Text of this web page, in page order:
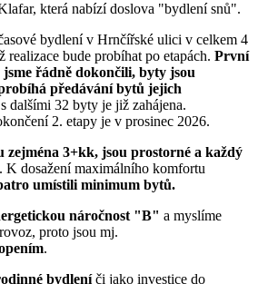
která nabízí doslova "bydlení snů".
bydlení v Hrnčířské ulici v celkem 4
bude probíhat po etapách. První
řádně dokončili, byty jsou
předávání bytů jejich
dalšími 32 byty je již zahájena.
2. etapy je v prosinec 2026.
zejména 3+kk, jsou prostorné a každý
. K dosažení maximálního komfortu
umístili minimum bytů.
náročnost "B" a myslíme
proto jsou mj.
.
bydleníči jako investice do